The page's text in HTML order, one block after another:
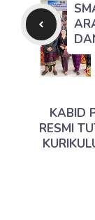
KABID
RESMI